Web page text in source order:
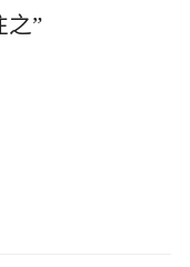
之”